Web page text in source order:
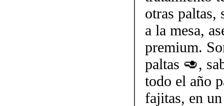
otras paltas,
a la mesa,
premium.
paltas 🥑,
todo el año
fajitas, en